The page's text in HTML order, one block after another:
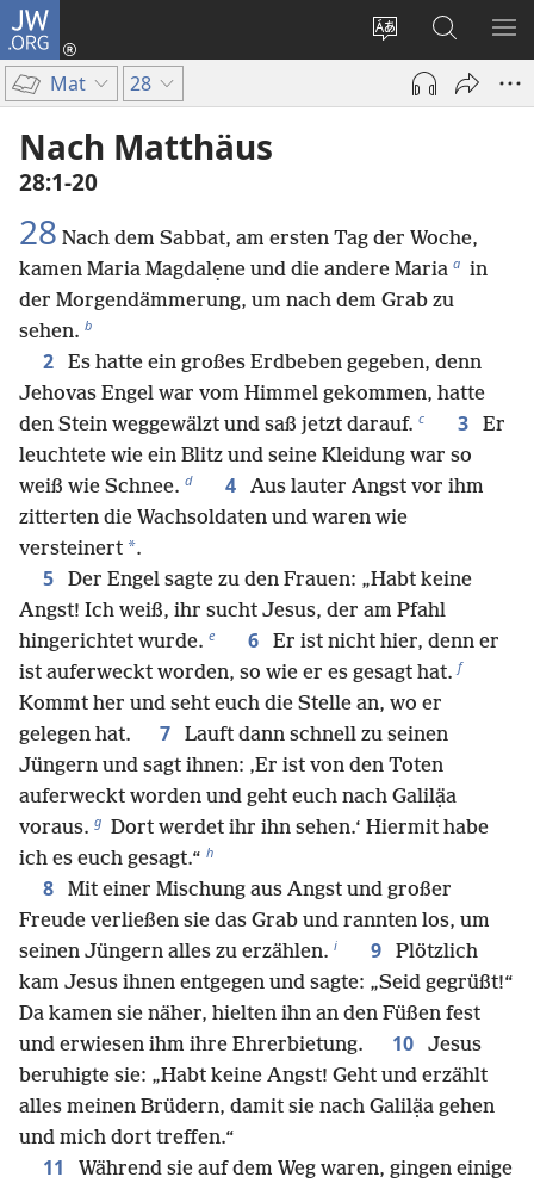
JW.ORG
Websitesprache
ändern
Anmelden
(öffnet
Fenster)
Suche
Mat 28
Nach Matthäus
28:1-20
28 Nach dem Sabbat, am ersten Tag der Woche,
kamen Maria Magdalẹne und die andere Maria a in
der Morgendämmerung, um nach dem Grab zu
sehen. b
2
Es hatte ein großes Erdbeben gegeben, denn
Jehovas Engel war vom Himmel gekommen, hatte
den Stein weggewälzt und saß jetzt darauf. c 3
Er
leuchtete wie ein Blitz und seine Kleidung war so
weiß wie Schnee. d 4
Aus lauter Angst vor ihm
zitterten die Wachsoldaten und waren wie
versteinert *.
5
Der Engel sagte zu den Frauen: „Habt keine
Angst! Ich weiß, ihr sucht Jesus, der am Pfahl
hingerichtet wurde. e 6
Er ist nicht hier, denn er
ist auferweckt worden, so wie er es gesagt hat. f
Kommt her und seht euch die Stelle an, wo er
gelegen hat.
7
Lauft dann schnell zu seinen
Jüngern und sagt ihnen: ‚Er ist von den Toten
auferweckt worden und geht euch nach Galilạ̈a
voraus. g Dort werdet ihr ihn sehen.‘ Hiermit habe
ich es euch gesagt.“ h
8
Mit einer Mischung aus Angst und großer
Freude verließen sie das Grab und rannten los, um
seinen Jüngern alles zu erzählen. i 9
Plötzlich
kam Jesus ihnen entgegen und sagte: „Seid gegrüßt!“
Da kamen sie näher, hielten ihn an den Füßen fest
und erwiesen ihm ihre Ehrerbietung.
10
Jesus
beruhigte sie: „Habt keine Angst! Geht und erzählt
alles meinen Brüdern, damit sie nach Galilạ̈a gehen
und mich dort treffen.“
11
Während sie auf dem Weg waren, gingen einige